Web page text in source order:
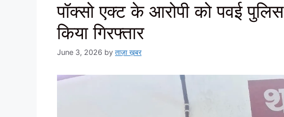
पॉक्सो एक्ट के आरोपी को पवई
किया गिरफ्तार
June 3, 2026 by ताज़ा ख़बर